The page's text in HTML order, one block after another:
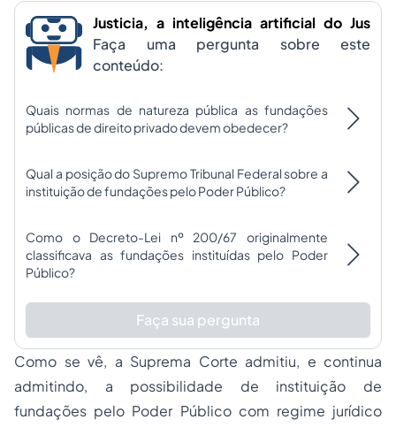
Justicia, a inteligência artificial do Jus
Faça uma pergunta sobre este
conteúdo:
Quais normas de natureza pública as fundações
públicas de direito privado devem obedecer?
Qual a posição do Supremo Tribunal Federal sobre a
instituição de fundações pelo Poder Público?
Como o Decreto-Lei nº 200/67 originalmente
classificava as fundações instituídas pelo Poder
Público?
Faça sua pergunta
Como se vê, a Suprema Corte admitiu, e continua
admitindo, a possibilidade de instituição de
fundações pelo Poder Público com regime jurídico